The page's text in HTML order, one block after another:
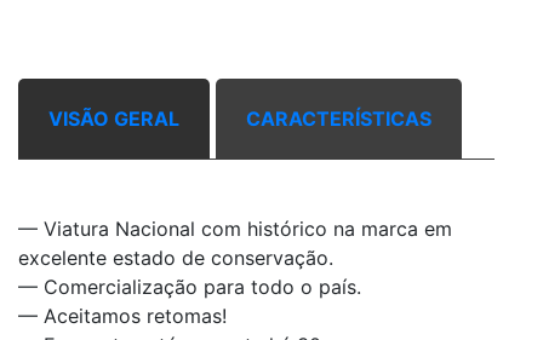
VISÃO GERAL CARACTERÍSTICAS
— Viatura Nacional com histórico na marca em
excelente estado de conservação.
— Comercialização para todo o país.
— Aceitamos retomas!